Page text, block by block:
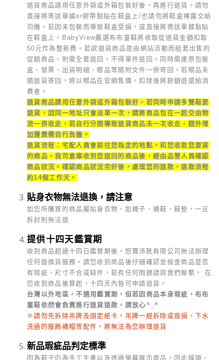
退貨商品請用任意外袋或外箱包裝好後，再進行退貨。請勿
直接將寄送單據or膠帶黏貼在鞋盒上/也請勿將鞋盒裸露交給
司機。若因未包裝而導致鞋盒受損，或直接將寄送單據黏貼
在鞋盒上，BabyView嚴選布布童鞋將收取從退貨金額扣取
50元作為整新費。若欲退貨商品是由網站活動而組套出售的
促銷商品，則需全套退回，不得單件退回。同時需連原包裝
盒、發票、出貨明細、贈品等隨附文件一併寄回。若贈品未
隨退貨寄回，將以贈品在官網售價，扣除後將餘額退還給消
費者。
退貨商品請用任意外袋或外箱包裝好，若同時申請多雙鞋要
退貨，因同一地址只會派車一次，請將商品包在一起交由物
流一併收走，若自行分開導致退貨商品未一次收走，額外增
加運費需自行負擔。
退貨流程：宅配人員會前往您指定的地點，和您收取您要貨
的商品，我司倉庫收到您退回的商品後，經由品管人員確認
商品狀況。確認商品狀況完好後，處理您的退款，退款流程
約14個工作天。
貼身衣物無法退換，請注意
如您所購買的商品屬貼身衣物，如襪子、襪鞋、鞋墊，一旦
拆封則無法退
提供十四天鑑賞期
收到商品超過十四日鑑賞期後，恕寶沛靴有限公司無法辦理
任何退換貨服務。請您收到商品後仔細確認並檢查商品是否
有瑕疵、尺寸不合或缺件，若有任何問題請與我們聯繫， 在
您收到商品後算起，十四天內皆可申請退貨。
台灣以外地區，不適用鑑賞期，但若因商品本身瑕疵，布布
童鞋依然會負責進行退貨退款，請放心^_^
※請勿先拆除吊牌及固定紙卡，吊牌一經拆除或毀損、下水
洗過的服飾襪帽等配件，將無法為您辦理退貨
新品瑕疵品判定標準
因為鞋子仍為手工生產以及透過螢幕展示商品，因此線頭、